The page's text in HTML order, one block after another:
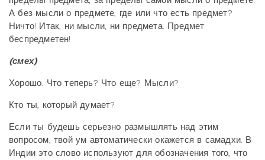
А без мысли о предмете, где или что есть предмет?
Ничто! Итак, ни мысли, ни предмета. Предмет
беспредметен!
(смех)
Хорошо. Что теперь? Что еще? Мысли?
Кто ты, который думает?
Если ты будешь серьезно размышлять над этим
вопросом, твой ум автоматически окажется в самадхи. В
Индии это слово используют для обозначения того, что